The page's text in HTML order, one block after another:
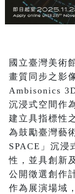
國立臺灣美術
畫質同步之影
Ambisonics
沉浸式空間作
建立具指標性
為鼓勵臺灣藝
SPACE」沉浸
性，並具創新
公開徵選創作
作為展演場域